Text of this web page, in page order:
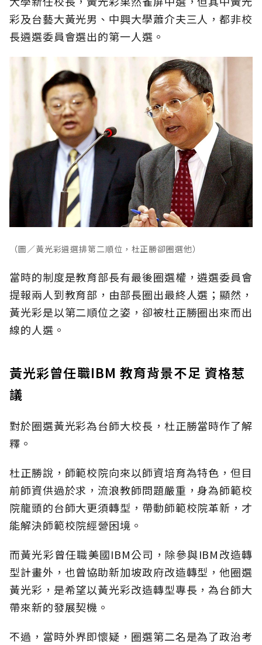
彩及台藝大黃光男、中興大學蕭介夫三人，都非校
長遴選委員會選出的第一人選。
（圖／黃光彩遴選排第二順位，杜正勝卻圈選他）
當時的制度是教育部長有最後圈選權，遴選委員會
提報兩人到教育部，由部長圈出最終人選；顯然，
黃光彩是以第二順位之姿，卻被杜正勝圈出來而出
線的人選。
黃光彩曾任職IBM 教育背景不足 資格惹
議
對於圈選黃光彩為台師大校長，杜正勝當時作了解
釋。
杜正勝說，師範校院向來以師資培育為特色，但目
前師資供過於求，流浪教師問題嚴重，身為師範校
院龍頭的台師大更須轉型，帶動師範校院革新，才
能解決師範校院經營困境。
而黃光彩曾任職美國IBM公司，除參與IBM改造轉
型計畫外，也曾協助新加坡政府改造轉型，他圈選
黃光彩，是希望以黃光彩改造轉型專長，為台師大
帶來新的發展契機。
不過，當時外界即懷疑，圈選第二名是為了政治考